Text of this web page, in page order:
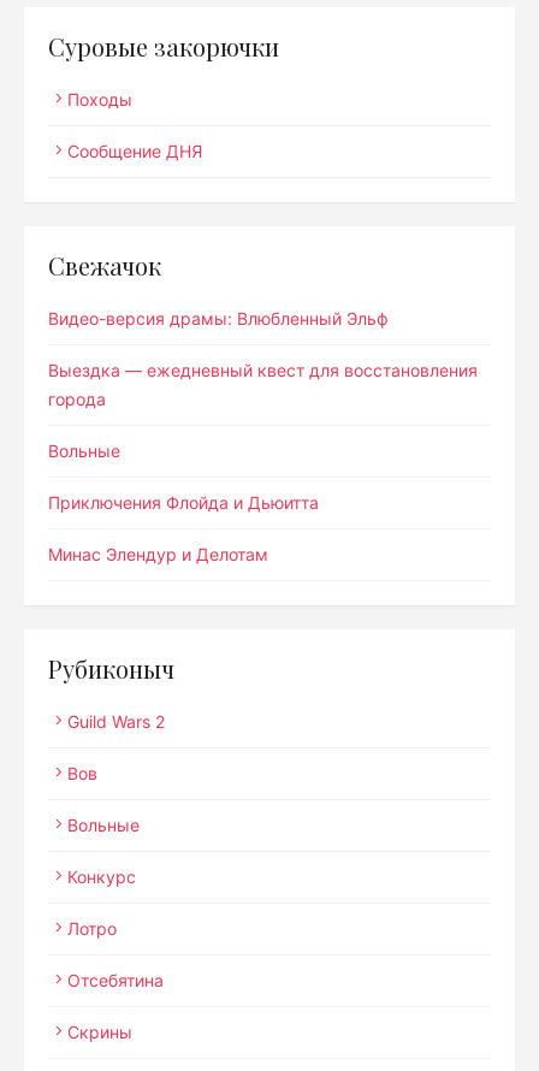
Суровые закорючки
Походы
Сообщение ДНЯ
Свежачок
Видео-версия драмы: Влюбленный Эльф
Выездка — ежедневный квест для восстановления
города
Вольные
Приключения Флойда и Дьюитта
Минас Элендур и Делотам
Рубиконыч
Guild Wars 2
Вов
Вольные
Конкурс
Лотро
Отсебятина
Скрины